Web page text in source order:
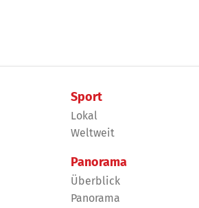
Sport
Lokal
Weltweit
Panorama
Überblick
Panorama